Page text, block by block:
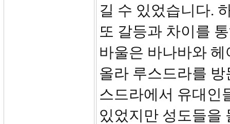
길 수 있었습니다.
또 갈등과 차이를
바울은 바나바와
올라 루스드라를
스드라에서 유대인
있었지만 성도들을